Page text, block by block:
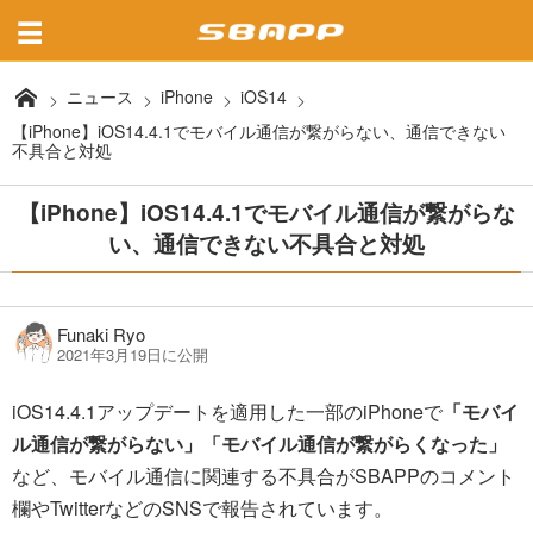
ニュース iPhone
iOS14
【iPhone】iOS14.4.1でモバイル通信が繋がらない、通信できない
不具合と対処
【iPhone】iOS14.4.1でモバイル通信が繋がらな
い、通信できない不具合と対処
Funaki Ryo
2021年3月19日に公開
iOS14.4.1アップデートを適用した一部のiPhoneで 「モバイ
ル通信が繋がらない」
「モバイル通信が繋がらくなった」
など、モバイル通信に関連する不具合がSBAPPのコメント
欄やTwitterなどのSNSで報告されています。